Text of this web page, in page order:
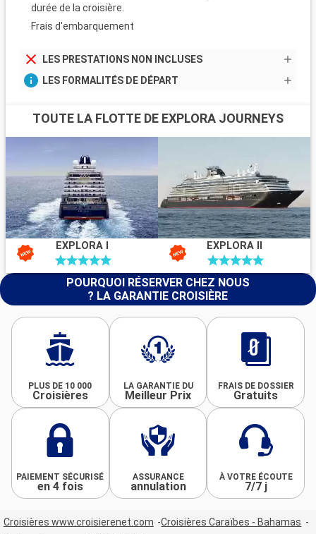
durée de la croisière.
Frais d'embarquement
LES PRESTATIONS NON INCLUSES
LES FORMALITÉS DE DÉPART
TOUTE LA FLOTTE DE EXPLORA JOURNEYS
EXPLORA I EXPLORA II
POURQUOI RÉSERVER CHEZ NOUS
? LA GARANTIE CROISIÈRE
PLUS DE 10 000
Croisières
LA GARANTIE DU
Meilleur Prix
FRAIS DE DOSSIER
Gratuits
PAIEMENT SÉCURISÉ
en 4 fois
ASSURANCE
annulation
À VOTRE ÉCOUTE
7/7 j
Croisières www.croisierenet.com
Croisières Caraïbes - Bahamas